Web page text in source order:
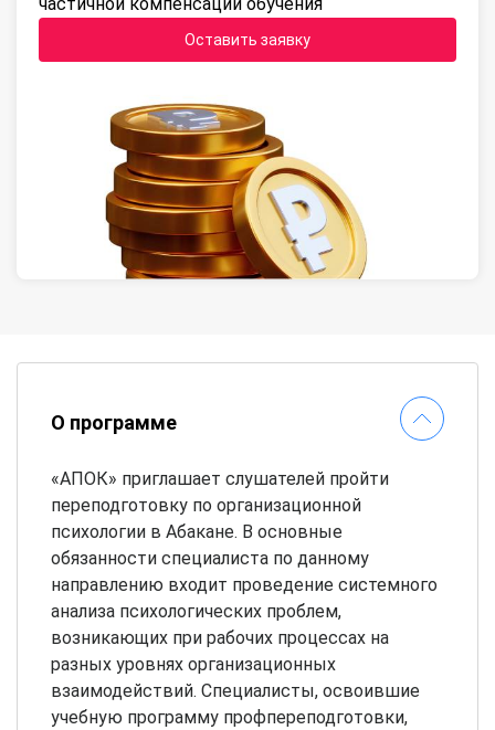
Оставить заявку
О программе
«АПОК» приглашает слушателей пройти
переподготовку по организационной
психологии в Абакане. В основные
обязанности специалиста по данному
направлению входит проведение системного
анализа психологических проблем,
возникающих при рабочих процессах на
разных уровнях организационных
взаимодействий. Специалисты, освоившие
учебную программу профпереподготовки,